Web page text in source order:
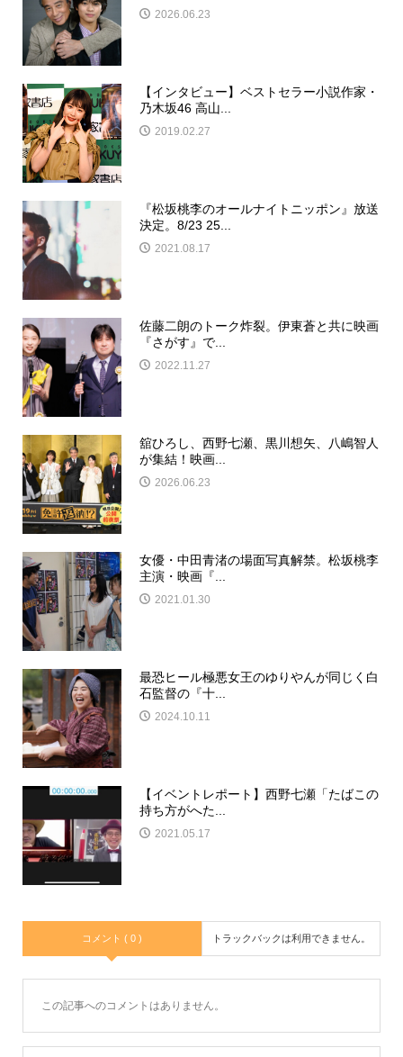
2026.06.23
【インタビュー】ベストセラー小説作家・
乃木坂46 高山...
2019.02.27
『松坂桃李のオールナイトニッポン』放送
決定。8/23 25...
2021.08.17
佐藤二朗のトーク炸裂。伊東蒼と共に映画
『さがす』で...
2022.11.27
舘ひろし、西野七瀬、黒川想矢、八嶋智人
が集結！映画...
2026.06.23
女優・中田青渚の場面写真解禁。松坂桃李
主演・映画『...
2021.01.30
最恐ヒール極悪女王のゆりやんが同じく白
石監督の『十...
2024.10.11
【イベントレポート】西野七瀬「たばこの
持ち方がへた...
2021.05.17
コメント ( 0 ) トラックバックは利用できません。
この記事へのコメントはありません。